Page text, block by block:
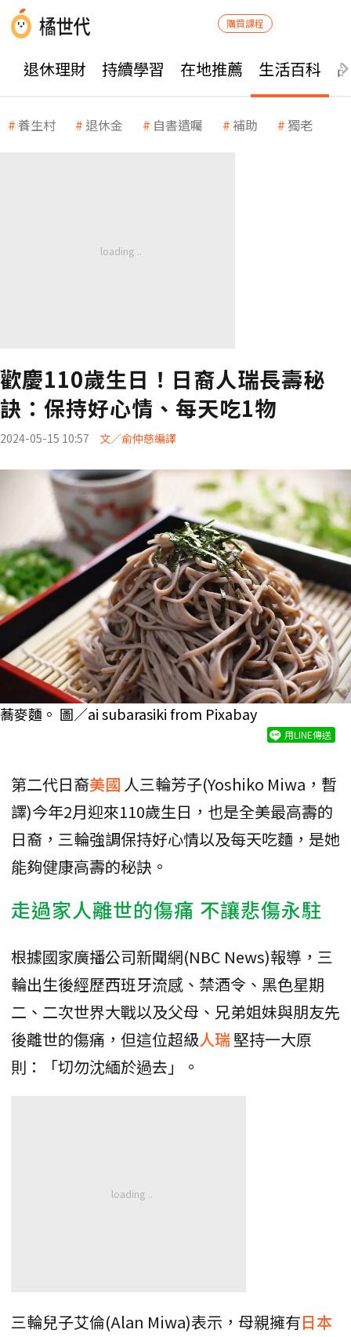
購買課程
退休理財 持續學習 在地推薦 生活百科
養生村 退休金 自書遺囑 補助 獨老
歡慶110歲生日！日裔人瑞長壽秘
訣：保持好心情、每天吃1物
2024-05-15 10:57 文／俞仲慈編譯
蕎麥麵。 圖／ai subarasiki from Pixabay
用LINE傳送
第二代日裔美國 人三輪芳子(Yoshiko Miwa，暫
譯)今年2月迎來110歲生日，也是全美最高壽的
日裔，三輪強調保持好心情以及每天吃麵，是她
能夠健康高壽的秘訣。
走過家人離世的傷痛 不讓悲傷永駐
根據國家廣播公司新聞網(NBC News)報導，三
輪出生後經歷西班牙流感、禁酒令、黑色星期
二、二次世界大戰以及父母、兄弟姐妹與朋友先
後離世的傷痛，但這位超級人瑞堅持一大原
則：「切勿沈緬於過去」。
三輪兒子艾倫(Alan Miwa)表示，母親擁有日本